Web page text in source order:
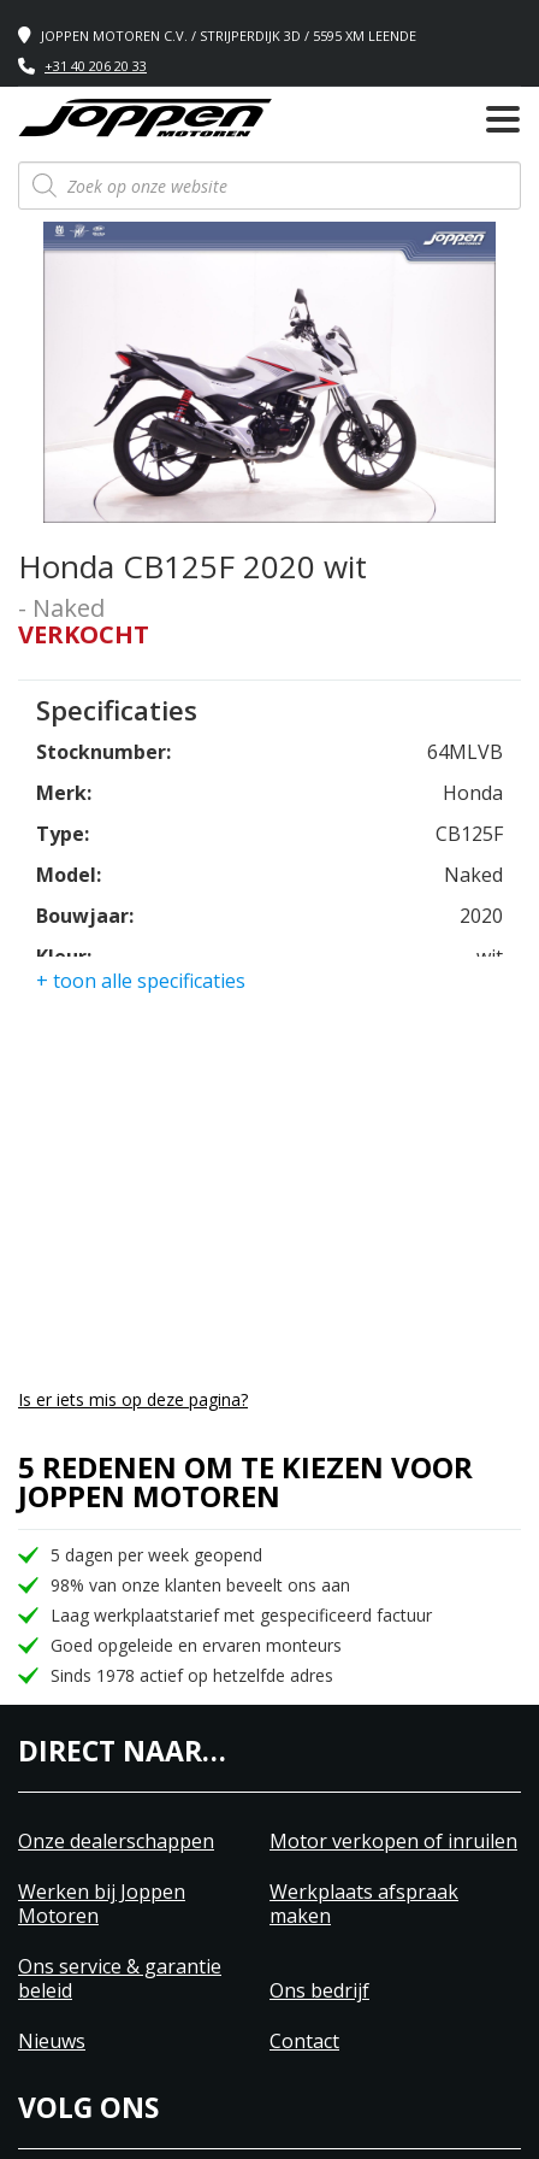
JOPPEN MOTOREN C.V. / STRIJPERDIJK 3D / 5595 XM LEENDE
+31 40 206 20 33
Producten
zoeken
Honda CB125F 2020 wit
- Naked
VERKOCHT
Specificaties
Stocknumber:
64MLVB
Merk:
Honda
Type:
CB125F
Model:
Naked
Bouwjaar:
2020
Kleur:
wit
+ toon alle specificaties
Is er iets mis op deze pagina?
5 REDENEN OM TE KIEZEN VOOR
JOPPEN MOTOREN
5 dagen per week geopend
98% van onze klanten beveelt ons aan
Laag werkplaatstarief met gespecificeerd factuur
Goed opgeleide en ervaren monteurs
Sinds 1978 actief op hetzelfde adres
DIRECT NAAR…
Onze dealerschappen
Motor verkopen of inruilen
Werken bij Joppen
Motoren
Werkplaats afspraak
maken
Ons service & garantie
beleid
Ons bedrijf
Nieuws
Contact
VOLG ONS